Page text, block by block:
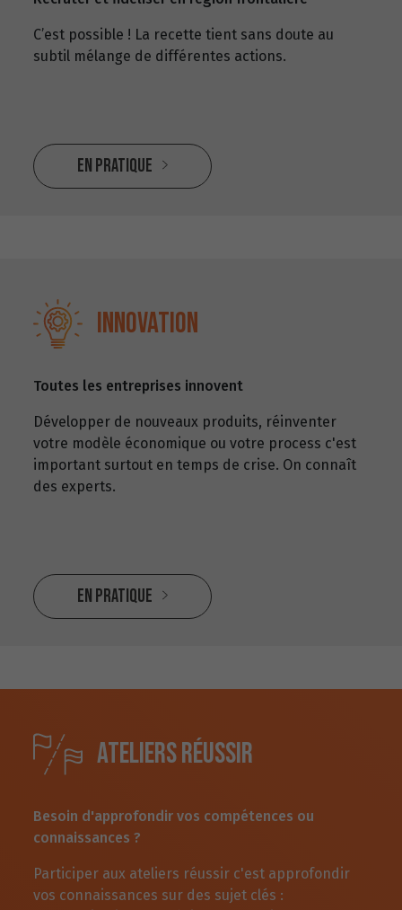
C’est possible ! La recette tient sans doute au
subtil mélange de différentes actions.
En pratique
Innovation
Toutes les entreprises innovent
Développer de nouveaux produits, réinventer
votre modèle économique ou votre process c'est
important surtout en temps de crise. On connaît
des experts.
En pratique
Ateliers Réussir
Besoin d'approfondir vos compétences ou
connaissances ?
Participer aux ateliers réussir c'est approfondir
vos connaissances sur des sujet clés :